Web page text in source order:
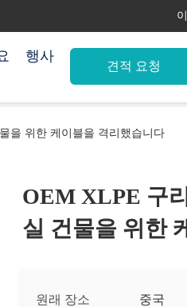
행사
견적 요청
을 위한 케이블을 격리했습니다
OEM XLPE 구
실 건물을 위한
원래 장소 중국